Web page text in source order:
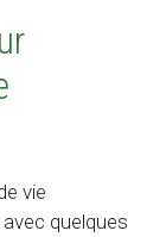
vie
quelques